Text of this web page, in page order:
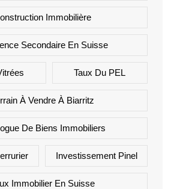
Immobilière
Secondaire En Suisse
Taux Du PEL
À Vendre À Biarritz
De Biens Immobiliers
Investissement Pinel
Immobilier En Suisse